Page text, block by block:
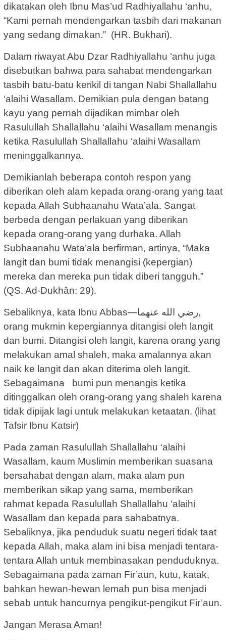
dikatakan oleh Ibnu Mas’ud Radhiyallahu ‘anhu,
“Kami pernah mendengarkan tasbih dari makanan
yang sedang dimakan.” (HR. Bukhari).
Dalam riwayat Abu Dzar Radhiyallahu ‘anhu juga
disebutkan bahwa para sahabat mendengarkan
tasbih batu-batu kerikil di tangan Nabi Shallallahu
‘alaihi Wasallam. Demikian pula dengan batang
kayu yang pernah dijadikan mimbar oleh
Rasulullah Shallallahu ‘alaihi Wasallam menangis
ketika Rasulullah Shallallahu ‘alaihi Wasallam
meninggalkannya.
Demikianlah beberapa contoh respon yang
diberikan oleh alam kepada orang-orang yang taat
kepada Allah Subhaanahu Wata’ala. Sangat
berbeda dengan perlakuan yang diberikan
kepada orang-orang yang durhaka. Allah
Subhaanahu Wata’ala berfirman, artinya, “Maka
langit dan bumi tidak menangisi (kepergian)
mereka dan mereka pun tidak diberi tangguh.”
(QS. Ad-Dukhân: 29).
Sebaliknya, kata Ibnu Abbas—رضي الله عنهما,
orang mukmin kepergiannya ditangisi oleh langit
dan bumi. Ditangisi oleh langit, karena orang yang
melakukan amal shaleh, maka amalannya akan
naik ke langit dan akan diterima oleh langit.
Sebagaimana bumi pun menangis ketika
ditinggalkan oleh orang-orang yang shaleh karena
tidak dipijak lagi untuk melakukan ketaatan. (lihat
Tafsir Ibnu Katsir)
Pada zaman Rasulullah Shallallahu ‘alaihi
Wasallam, kaum Muslimin memberikan suasana
bersahabat dengan alam, maka alam pun
memberikan sikap yang sama, memberikan
rahmat kepada Rasulullah Shallallahu ‘alaihi
Wasallam dan kepada para sahabatnya.
Sebaliknya, jika penduduk suatu negeri tidak taat
kepada Allah, maka alam ini bisa menjadi tentara-
tentara Allah untuk membinasakan penduduknya.
Sebagaimana pada zaman Fir’aun, kutu, katak,
bahkan hewan-hewan lemah pun bisa menjadi
sebab untuk hancurnya pengikut-pengikut Fir’aun.
Jangan Merasa Aman!